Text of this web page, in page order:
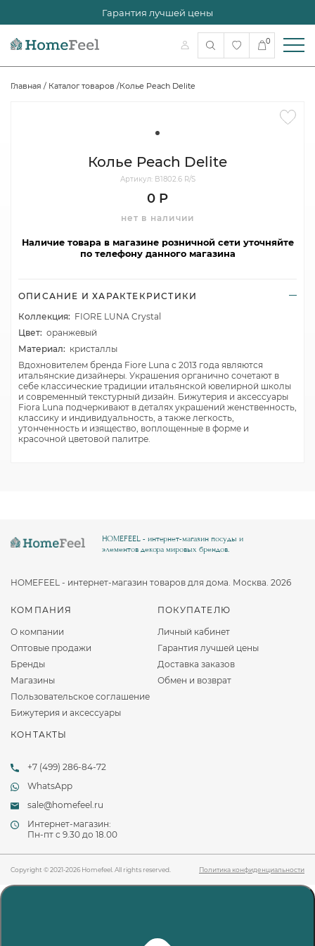
Гарантия лучшей цены
0
Главная / Каталог товаров /Колье Peach Delite
Колье Peach Delite
Артикул: B1802.6 R/S
0 Р
нет в наличии
Наличие товара в магазине розничной сети уточняйте
по телефону данного магазина
ОПИСАНИЕ И ХАРАКТЕКРИСТИКИ
Коллекция: FIORE LUNA Crystal
Цвет: оранжевый
Материал: кристаллы
Вдохновителем бренда Fiore Luna с 2013 года являются
итальянские дизайнеры. Украшения органично сочетают в
себе классические традиции итальянской ювелирной школы
и современный текстурный дизайн. Бижутерия и аксессуары
Fiora Luna подчеркивают в деталях украшений женственность,
классику и индивидуальность, а также легкость,
утонченность и изящество, воплощенные в форме и
красочной цветовой палитре.
КОМПАНИЯ
О компании
Оптовые продажи
Бренды
Магазины
Пользовательское соглашение
Бижутерия и аксессуары
ПОКУПАТЕЛЮ
Личный кабинет
Гарантия лучшей цены
Доставка заказов
Обмен и возврат
КОНТАКТЫ
+7 (499) 286-84-72
WhatsApp
sale@homefeel.ru
Интернет-магазин:
Пн-пт c 9.30 до 18.00
HOMEFEEL - интернет-магазин посуды и
элементов декора мировых брендов.
HOMEFEEL - интернет-магазин товаров для дома. Москва. 2026
Copyright © 2021-2026 Homefeel. All rights reserved. Политика конфиденциальности